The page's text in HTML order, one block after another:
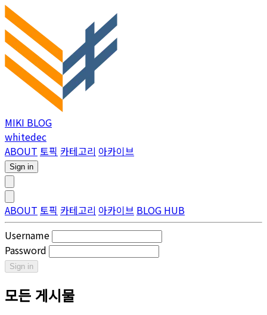
MIKI BLOG
whitedec
ABOUT 토픽 카테고리 아카이브
Sign in
ABOUT 토픽 카테고리 아카이브 BLOG HUB
Username
Password
Sign in
모든 게시물